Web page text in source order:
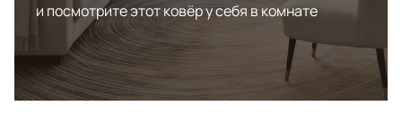
и посмотрите этот ковёр у себя в комнате